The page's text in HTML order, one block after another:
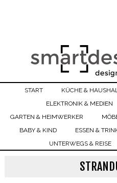
START KÜCHE &
ELEKTRONIK & MEDIEN
GARTEN & HEIMWERKER
BABY & KIND
ESSEN &
UNTERWEGS & REISE